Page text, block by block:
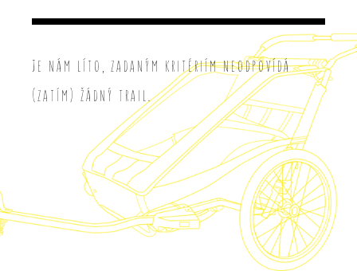
Je nám líto, zadaným kritériím neodpovídá
(zatím) žádný trail.